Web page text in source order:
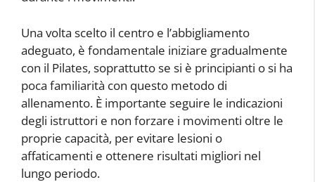
Una volta scelto il centro e l’abbigliamento
adeguato, è fondamentale iniziare gradualmente
con il Pilates, soprattutto se si è principianti o si ha
poca familiarità con questo metodo di
allenamento. È importante seguire le indicazioni
degli istruttori e non forzare i movimenti oltre le
proprie capacità, per evitare lesioni o
affaticamenti e ottenere risultati migliori nel
lungo periodo.